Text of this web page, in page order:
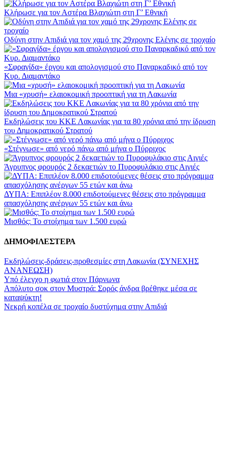
Κλήρωσε για τον Αστέρα Βλαχιώτη στη Γ’ Εθνική
Οδύνη στην Απιδιά για τον χαμό της 29χρονης Ελένης σε τροχαίο
«Σφραγίδα» έργου και απολογισμού στο Παναρκαδικό από τον
Κυρ. Διαμαντάκο
Μια «χρυσή» ελαιοκομική προοπτική για τη Λακωνία
Εκδηλώσεις του ΚΚΕ Λακωνίας για τα 80 χρόνια από την ίδρυση
του Δημοκρατικού Στρατού
«Στέγνωσε» από νερό πάνω από μήνα ο Πύρριχος
Άγρυπνος φρουρός 2 δεκαετιών το Πυροφυλάκιο στις Αιγιές
ΔΥΠΑ: Επιπλέον 8.000 επιδοτούμενες θέσεις στο πρόγραμμα
απασχόλησης ανέργων 55 ετών και άνω
Μισθός: Το στοίχημα των 1.500 ευρώ
ΔΗΜΟΦΙΛΕΣΤΕΡΑ
Εκδηλώσεις-δράσεις-προθεσμίες στη Λακωνία (ΣΥΝΕΧΗΣ
ΑΝΑΝΕΩΣΗ)
Υπό έλεγχο η φωτιά στον Πάρνωνα
Απόλυτο σοκ στον Μυστρά: Σορός άνδρα βρέθηκε μέσα σε
καταψύκτη!
Νεκρή κοπέλα σε τροχαίο δυστύχημα στην Απιδιά